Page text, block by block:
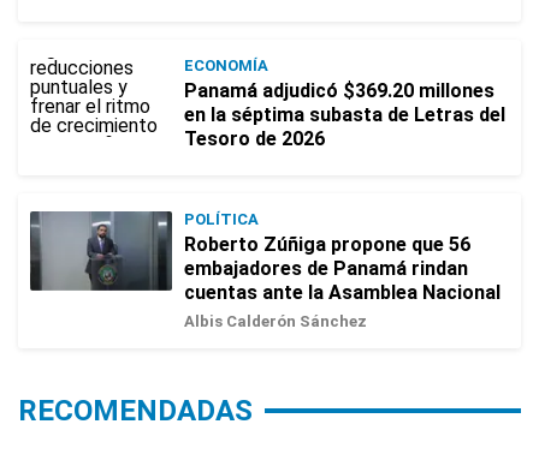
ECONOMÍA
Panamá adjudicó $369.20 millones
en la séptima subasta de Letras del
Tesoro de 2026
POLÍTICA
Roberto Zúñiga propone que 56
embajadores de Panamá rindan
cuentas ante la Asamblea Nacional
Albis Calderón Sánchez
RECOMENDADAS